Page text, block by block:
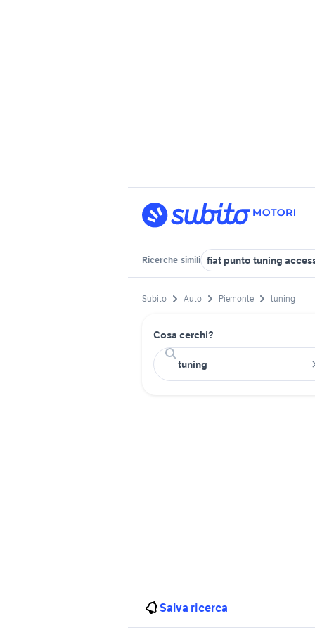
Ricerche simili fiat punto tuning
Subito Auto Piemonte tuning
Cosa cerchi?
Salva ricerca